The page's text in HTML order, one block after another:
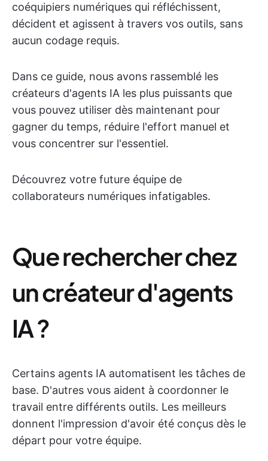
coéquipiers numériques qui réfléchissent,
décident et agissent à travers vos outils, sans
aucun codage requis.
Dans ce guide, nous avons rassemblé les
créateurs d'agents IA les plus puissants que
vous pouvez utiliser dès maintenant pour
gagner du temps, réduire l'effort manuel et
vous concentrer sur l'essentiel.
Découvrez votre future équipe de
collaborateurs numériques infatigables.
Que rechercher chez
un créateur d'agents
IA ?
Certains agents IA automatisent les tâches de
base. D'autres vous aident à coordonner le
travail entre différents outils. Les meilleurs
donnent l'impression d'avoir été conçus dès le
départ pour votre équipe.